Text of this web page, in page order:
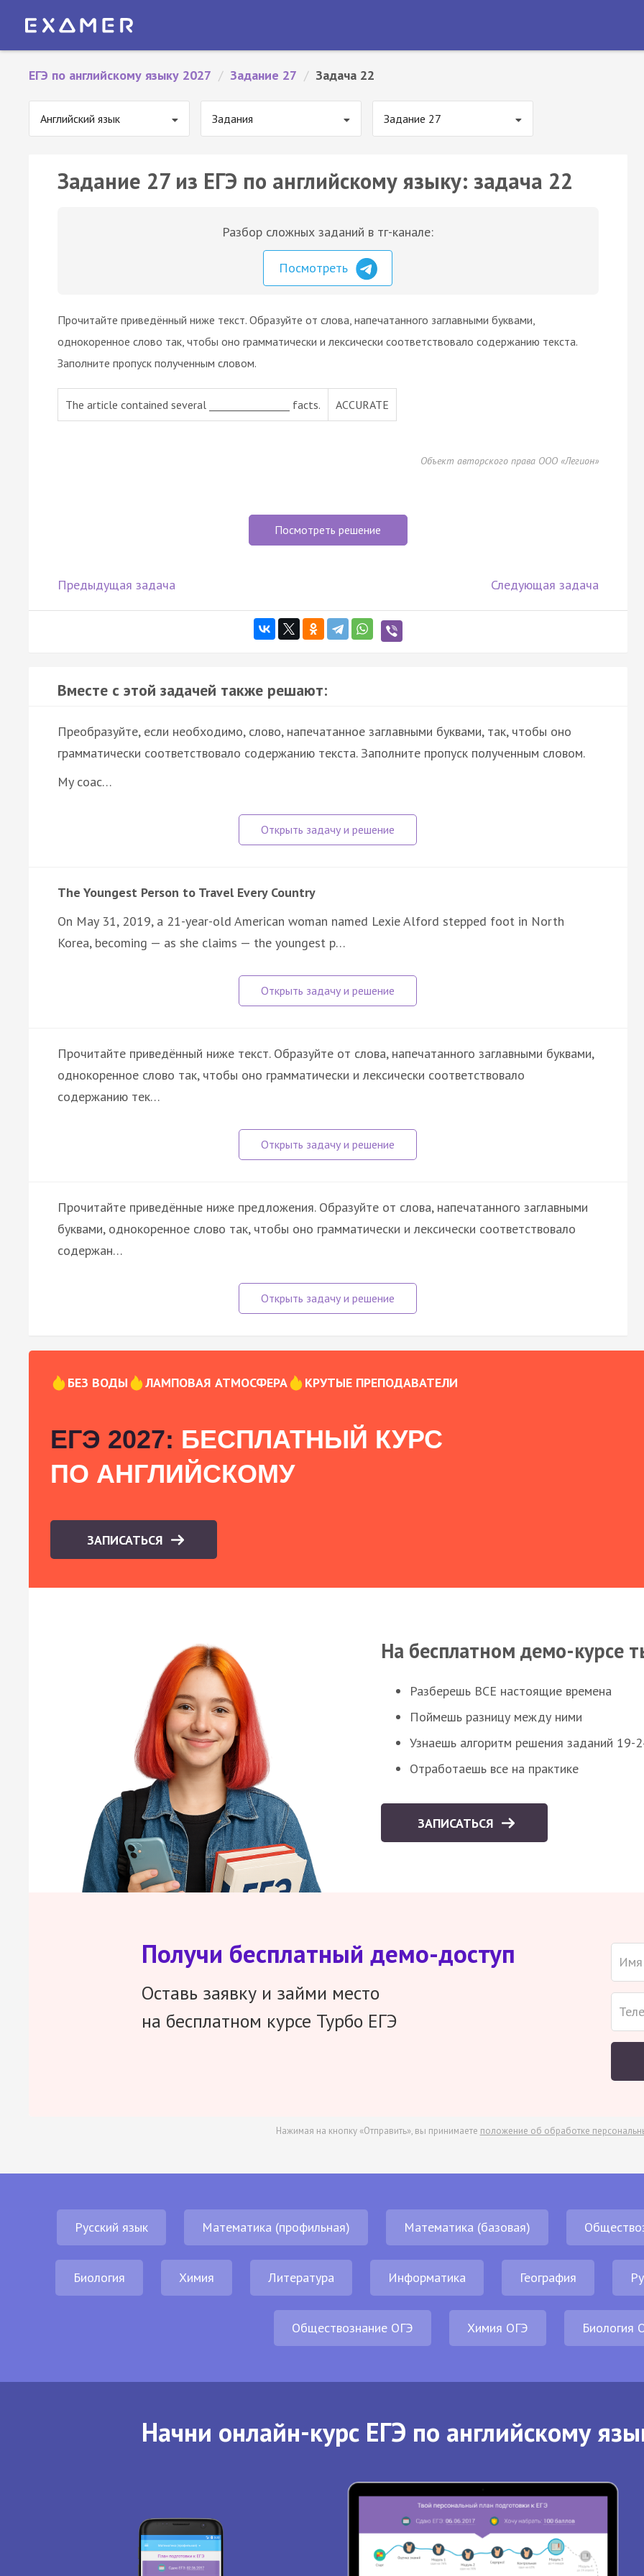
ЕГЭ по английскому языку 2027 / Задание 27 / Задача 22
Английский язык Задания Задание 27
Задание 27 из ЕГЭ по английскому языку: задача 22
Разбор сложных заданий в тг-канале:
Посмотреть
Прочитайте приведённый ниже текст. Образуйте от слова, напечатанного заглавными буквами,
однокоренное слово так, чтобы оно грамматически и лексически соответствовало содержанию текста.
Заполните пропуск полученным словом.
The article contained several ________________ facts. ACCURATE
Объект авторского права ООО «Легион»
Посмотреть решение
Предыдущая задача Следующая задача
Вместе с этой задачей также решают:
Преобразуйте, если необходимо, слово, напечатанное заглавными буквами, так, чтобы оно
грамматически соответствовало содержанию текста. Заполните пропуск полученным словом.
My coac…
The Youngest Person to Travel Every Country
On May 31, 2019, a 21-year-old American woman named Lexie Alford stepped foot in North
Korea, becoming — as she claims — the youngest p…
Прочитайте приведённый ниже текст. Образуйте от слова, напечатанного заглавными буквами,
однокоренное слово так, чтобы оно грамматически и лексически соответствовало
содержанию тек…
Прочитайте приведённые ниже предложения. Образуйте от слова, напечатанного заглавными
буквами, однокоренное слово так, чтобы оно грамматически и лексически соответствовало
содержан…
БЕЗ ВОДЫ ЛАМПОВАЯ АТМОСФЕРА КРУТЫЕ ПРЕПОДАВАТЕЛИ
ЕГЭ 2027: БЕСПЛАТНЫЙ КУРС
ПО АНГЛИЙСКОМУ
ЗАПИСАТЬСЯ
На бесплатном демо-курсе
Разберешь ВСЕ настоящие времена
Поймешь разницу между ними
Узнаешь алгоритм решения заданий 19-
Отработаешь все на практике
ЗАПИСАТЬСЯ
Получи бесплатный демо-доступ
Оставь заявку и займи место
на бесплатном курсе Турбо ЕГЭ
Нажимая на кнопку «Отправить», вы принимаете положение об обработке
Русский язык Математика (профильная) Математика (базовая)
Биология Химия Литература Информатика География
Обществознание ОГЭ Химия ОГЭ Биология
Начни онлайн-курс ЕГЭ по английскому